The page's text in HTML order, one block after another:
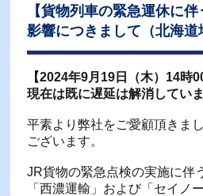
【貨物列車の緊急運休に
影響につきまして（北海道
【2024年9月19日（木）14時
現在は既に遅延は解消していま
平素より弊社をご愛顧頂きま
ございます。
JR貨物の緊急点検の実施に伴
「西濃運輸」および「セイノ